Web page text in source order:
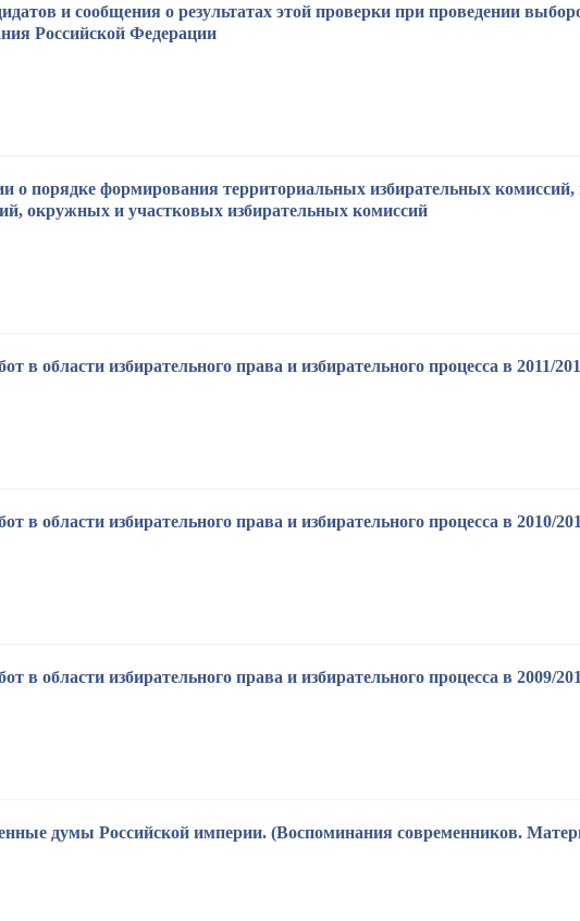
и сообщения о результатах этой проверки при проведении
Российской Федерации
о порядке формирования территориальных избирательных
окружных и участковых избирательных комиссий
области избирательного права и избирательного процесса в 2011/
области избирательного права и избирательного процесса в 2010/
области избирательного права и избирательного процесса в 2009/
думы Российской империи. (Воспоминания современников.